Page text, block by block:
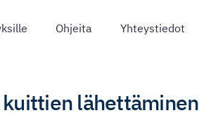
Ohjeita Yhteystiedot
lähettäminen